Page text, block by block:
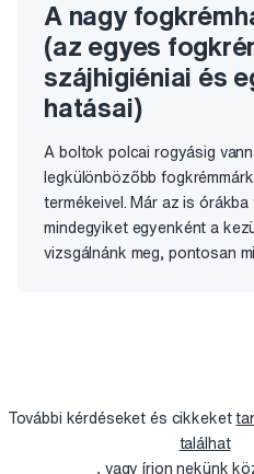
A nagy
(az egyes
szájhigiéniai és
hatásai)
A boltok polcai rogyásig
legkülönbözőbb
termékeivel. Már az is órákba
mindegyiket egyenként a
vizsgálnánk meg, pontosan
További kérdéseket és cikkeket
találhat
, vagyírjon nekünk